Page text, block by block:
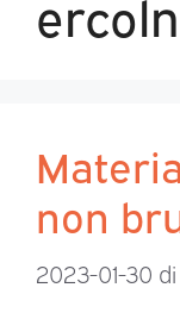
non
2023-01-30 di